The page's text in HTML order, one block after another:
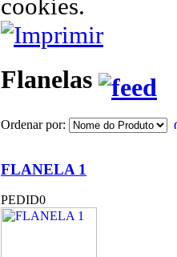
cookies.
Flanelas
Ordenar por:
FLANELA 1
PEDID0